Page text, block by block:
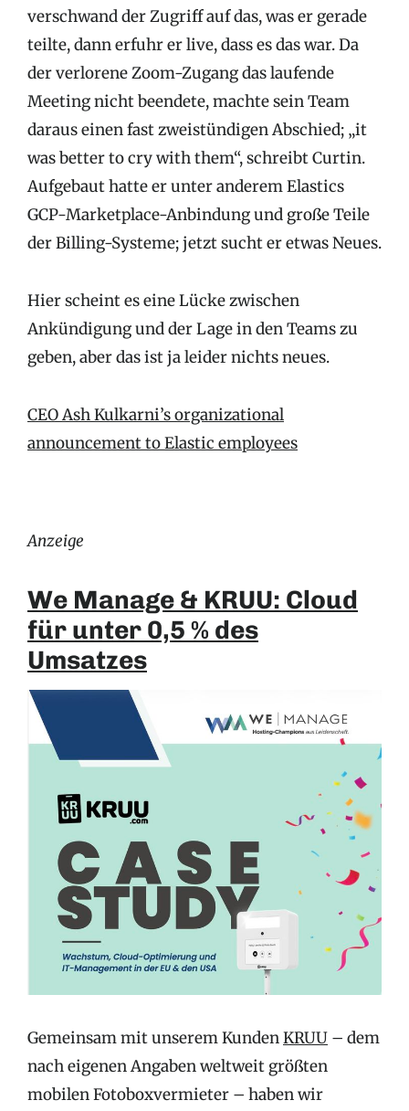
verschwand der Zugriff auf das, was er gerade
teilte, dann erfuhr er live, dass es das war. Da
der verlorene Zoom-Zugang das laufende
Meeting nicht beendete, machte sein Team
daraus einen fast zweistündigen Abschied; „it
was better to cry with them“, schreibt Curtin.
Aufgebaut hatte er unter anderem Elastics
GCP-Marketplace-Anbindung und große Teile
der Billing-Systeme; jetzt sucht er etwas Neues.
Hier scheint es eine Lücke zwischen
Ankündigung und der Lage in den Teams zu
geben, aber das ist ja leider nichts neues.
CEO Ash Kulkarni’s organizational
announcement to Elastic employees
Anzeige
We Manage & KRUU: Cloud
für unter 0,5 % des
Umsatzes
Gemeinsam mit unserem KundenKRUU – dem
nach eigenen Angaben weltweit größten
mobilen Fotoboxvermieter – haben wir